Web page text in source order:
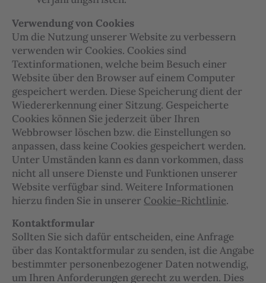
Verwendung von Cookies
Um die Nutzung unserer Website zu verbessern
verwenden wir Cookies. Cookies sind
Textinformationen, welche beim Besuch einer
Website über den Browser auf einem Computer
gespeichert werden. Diese Speicherung dient der
Wiedererkennung einer Sitzung. Gespeicherte
Cookies können Sie jederzeit über Ihren
Webbrowser löschen bzw. die Einstellungen so
anpassen, dass keine Cookies gespeichert werden.
Unter Umständen kann es dann vorkommen, dass
nicht all unsere Dienste und Funktionen unserer
Website verfügbar sind. Weitere Informationen
hierzu finden Sie in unserer Cookie-Richtlinie.
Kontaktformular
Sollten Sie sich dafür entscheiden, eine Anfrage
über das Kontaktformular zu senden, ist die Angabe
bestimmter personenbezogener Daten notwendig,
um Ihren Anforderungen gerecht zu werden. Dies